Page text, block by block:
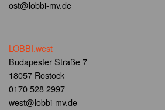
ost@lobbi-mv.de
LOBBI.west
Budapester Straße 7
18057 Rostock
0170 528 2997
west@lobbi-mv.de